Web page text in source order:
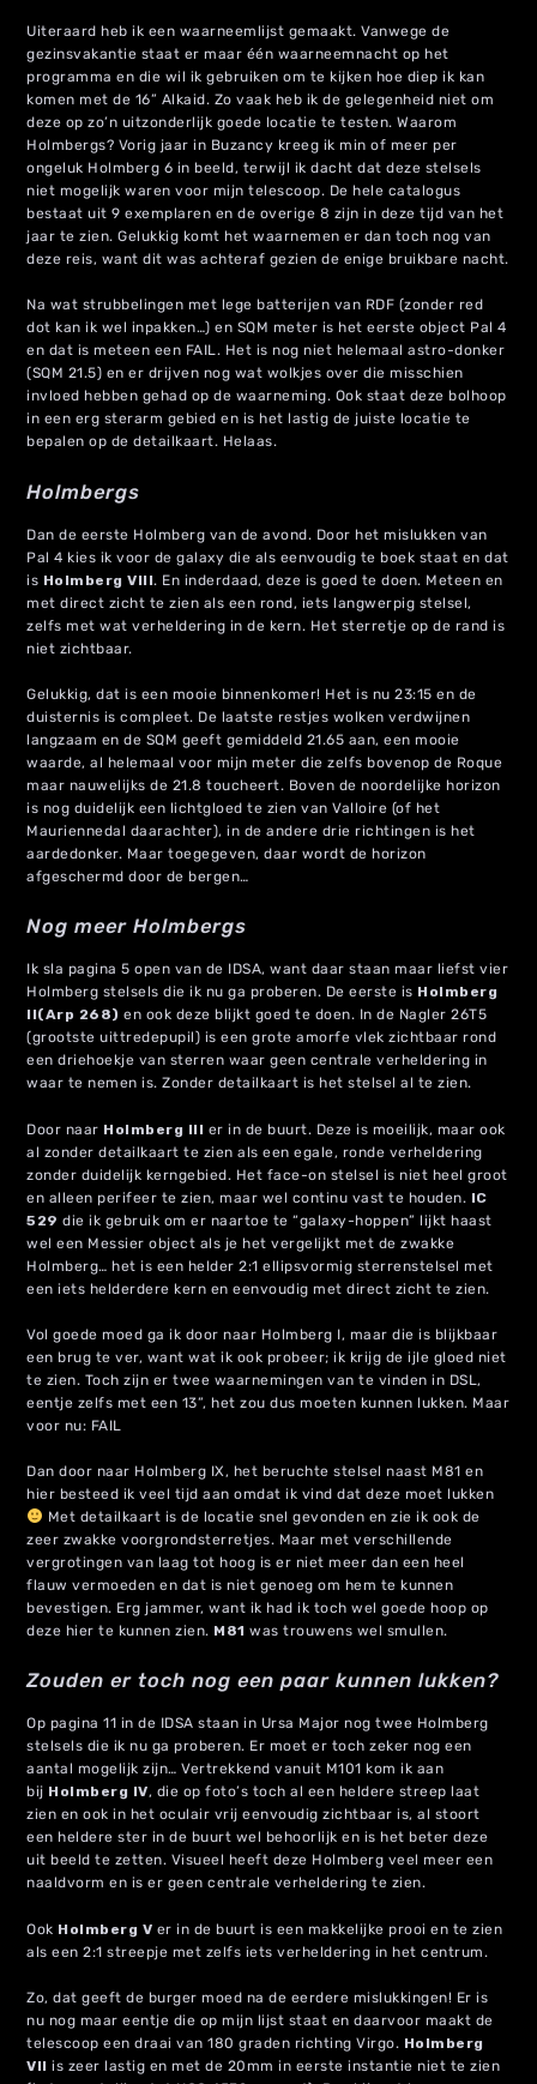
Uiteraard heb ik een waarneemlijst gemaakt. Vanwege de
gezinsvakantie staat er maar één waarneemnacht op het
programma en die wil ik gebruiken om te kijken hoe diep ik kan
komen met de 16” Alkaid. Zo vaak heb ik de gelegenheid niet om
deze op zo’n uitzonderlijk goede locatie te testen. Waarom
Holmbergs? Vorig jaar in Buzancy kreeg ik min of meer per
ongeluk Holmberg 6 in beeld, terwijl ik dacht dat deze stelsels
niet mogelijk waren voor mijn telescoop. De hele catalogus
bestaat uit 9 exemplaren en de overige 8 zijn in deze tijd van het
jaar te zien. Gelukkig komt het waarnemen er dan toch nog van
deze reis, want dit was achteraf gezien de enige bruikbare nacht.
Na wat strubbelingen met lege batterijen van RDF (zonder red
dot kan ik wel inpakken…) en SQM meter is het eerste object Pal 4
en dat is meteen een FAIL. Het is nog niet helemaal astro-donker
(SQM 21.5) en er drijven nog wat wolkjes over die misschien
invloed hebben gehad op de waarneming. Ook staat deze bolhoop
in een erg sterarm gebied en is het lastig de juiste locatie te
bepalen op de detailkaart. Helaas.
Holmbergs
Dan de eerste Holmberg van de avond. Door het mislukken van
Pal 4 kies ik voor de galaxy die als eenvoudig te boek staat en dat
is Holmberg VIII. En inderdaad, deze is goed te doen. Meteen en
met direct zicht te zien als een rond, iets langwerpig stelsel,
zelfs met wat verheldering in de kern. Het sterretje op de rand is
niet zichtbaar.
Gelukkig, dat is een mooie binnenkomer! Het is nu 23:15 en de
duisternis is compleet. De laatste restjes wolken verdwijnen
langzaam en de SQM geeft gemiddeld 21.65 aan, een mooie
waarde, al helemaal voor mijn meter die zelfs bovenop de Roque
maar nauwelijks de 21.8 toucheert. Boven de noordelijke horizon
is nog duidelijk een lichtgloed te zien van Valloire (of het
Mauriennedal daarachter), in de andere drie richtingen is het
aardedonker. Maar toegegeven, daar wordt de horizon
afgeschermd door de bergen…
Nog meer Holmbergs
Ik sla pagina 5 open van de IDSA, want daar staan maar liefst vier
Holmberg stelsels die ik nu ga proberen. De eerste is Holmberg
II(Arp 268) en ook deze blijkt goed te doen. In de Nagler 26T5
(grootste uittredepupil) is een grote amorfe vlek zichtbaar rond
een driehoekje van sterren waar geen centrale verheldering in
waar te nemen is. Zonder detailkaart is het stelsel al te zien.
Door naar Holmberg III er in de buurt. Deze is moeilijk, maar ook
al zonder detailkaart te zien als een egale, ronde verheldering
zonder duidelijk kerngebied. Het face-on stelsel is niet heel groot
en alleen perifeer te zien, maar wel continu vast te houden. IC
529 die ik gebruik om er naartoe te “galaxy-hoppen” lijkt haast
wel een Messier object als je het vergelijkt met de zwakke
Holmberg… het is een helder 2:1 ellipsvormig sterrenstelsel met
een iets helderdere kern en eenvoudig met direct zicht te zien.
Vol goede moed ga ik door naar Holmberg I, maar die is blijkbaar
een brug te ver, want wat ik ook probeer; ik krijg de ijle gloed niet
te zien. Toch zijn er twee waarnemingen van te vinden in DSL,
eentje zelfs met een 13”, het zou dus moeten kunnen lukken. Maar
voor nu: FAIL
Dan door naar Holmberg IX, het beruchte stelsel naast M81 en
hier besteed ik veel tijd aan omdat ik vind dat deze moet lukken
Met detailkaart is de locatie snel gevonden en zie ik ook de
zeer zwakke voorgrondsterretjes. Maar met verschillende
vergrotingen van laag tot hoog is er niet meer dan een heel
flauw vermoeden en dat is niet genoeg om hem te kunnen
bevestigen. Erg jammer, want ik had ik toch wel goede hoop op
deze hier te kunnen zien. M81 was trouwens wel smullen.
Zouden er toch nog een paar kunnen lukken?
Op pagina 11 in de IDSA staan in Ursa Major nog twee Holmberg
stelsels die ik nu ga proberen. Er moet er toch zeker nog een
aantal mogelijk zijn… Vertrekkend vanuit M101 kom ik aan
bij Holmberg IV, die op foto’s toch al een heldere streep laat
zien en ook in het oculair vrij eenvoudig zichtbaar is, al stoort
een heldere ster in de buurt wel behoorlijk en is het beter deze
uit beeld te zetten. Visueel heeft deze Holmberg veel meer een
naaldvorm en is er geen centrale verheldering te zien.
Ook Holmberg V er in de buurt is een makkelijke prooi en te zien
als een 2:1 streepje met zelfs iets verheldering in het centrum.
Zo, dat geeft de burger moed na de eerdere mislukkingen! Er is
nu nog maar eentje die op mijn lijst staat en daarvoor maakt de
telescoop een draai van 180 graden richting Virgo. Holmberg
VII is zeer lastig en met de 20mm in eerste instantie niet te zien